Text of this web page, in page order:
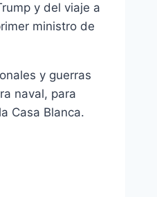
y del viaje a
ministro de
y guerras
naval, para
Casa Blanca.